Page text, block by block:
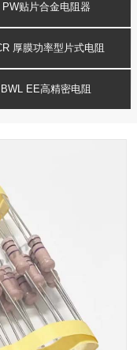
PW贴片合金电阻器
厚膜功率型片式电阻
BWL EE高精密电阻